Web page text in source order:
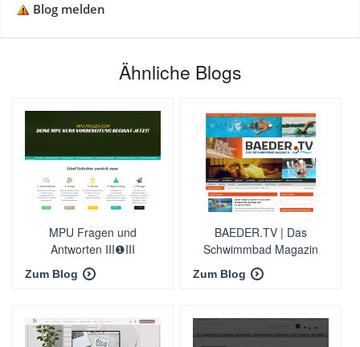
Blog melden
Ähnliche Blogs
MPU Fragen und
Antworten III❶III
Zum Blog
BAEDER.TV | Das
Schwimmbad Magazin
Zum Blog